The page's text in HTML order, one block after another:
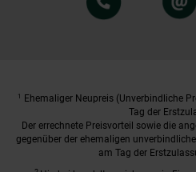
1
Ehemaliger Neupreis (Unverbindliche
Tag der
Der errechnete Preisvorteil sowie die
gegenüber der ehemaligen
am Tag der